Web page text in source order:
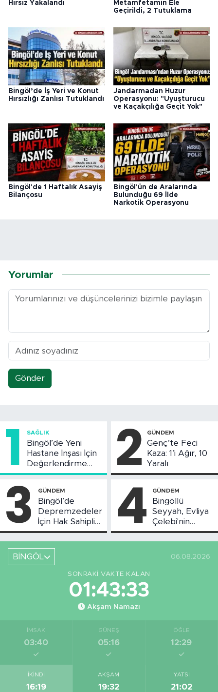
Hırsız Yakalandı
Metamfetamin Ele
Geçirildi, 2 Tutuklama
Bingöl’de İş Yeri ve Konut
Hırsızlığı Zanlısı Tutuklandı
Jandarmadan Huzur
Operasyonu: "Uyuşturucu
ve Kaçakçılığa Geçit Yok"
Bingöl'de 1 Haftalık Asayiş
Bilançosu
Bingöl'ün de Aralarında
Bulunduğu 69 İlde
Narkotik Operasyonu
Yorumlar
Gönder
1 SAĞLIK
Bingöl’de Yeni
Hastane İnşası İçin
Değerlendirme
Toplantısı Yapıldı
2 GÜNDEM
Genç’te Feci
Kaza: 1’i Ağır, 10
Yaralı
3 GÜNDEM
Bingöl’de
Depremzedeler
İçin Hak Sahipliği
Askı Süreci
Başladı
4 GÜNDEM
Bingöllü
Seyyah, Evliya
Çelebi'nin
Bahsettiği
Bingöl'deki O
BİNGÖL 06.08.2026
SONRAKI VAKTE KALAN
01:43:32
Akşam Namazı
İMSAK
03:40
GÜNEŞ
05:16
ÖĞLE
12:29
İKINDI
16:19
AKŞAM
19:32
YATSI
21:02